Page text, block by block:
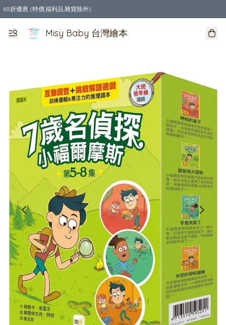
65折優惠 (特價,福利品,雜貨除外)
全店購物滿$550，免運費
Misy Baby 台灣繪本